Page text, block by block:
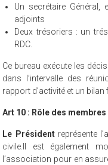
Un secrétaire
adjoints
Deux trésoriers : un
RDC.
Ce bureau exécute les
dans l’intervalle des
rapport d’activité et un bilan
Art 10 : Rôle des membres
Le Président représente
civile.Il est également
l’association pour en